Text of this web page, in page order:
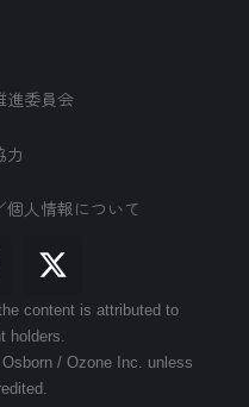
進委員会
力
人情報について
content is attributed to
holders.
/ Ozone Inc. unless